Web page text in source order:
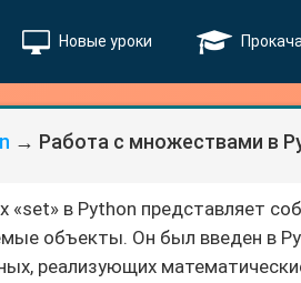
Новые уроки
→ Работа с множествами в
«set» в Python представляет
объекты. Он был введен в
реализующих